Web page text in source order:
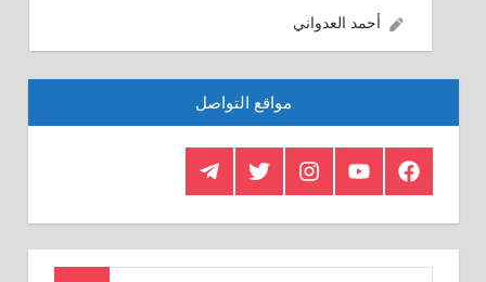
11/05/2022
أحمد العدواني
مواقع التواصل
Facebook
Crystal
Youtube
Insagram
Twitter
Telegram